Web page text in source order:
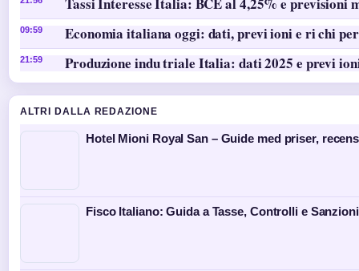
09:59 Economia italiana oggi: dati, previ ioni e ri chi
21:59 Produzione indu triale Italia: dati 2025 e previ
ALTRI DALLA REDAZIONE
Hotel Mioni Royal San – Guide med priser,
Fisco Italiano: Guida a Tasse, Controlli e Sanzioni